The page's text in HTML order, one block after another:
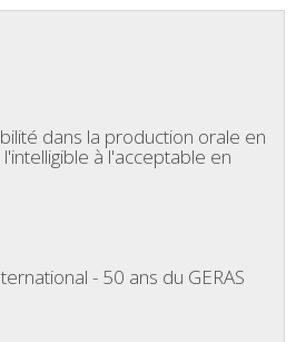
dans la production orale en
à l'acceptable en
- 50 ans du GERAS